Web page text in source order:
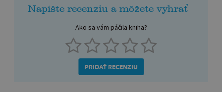
Napíšte recenziu a môžete vyhrať
Ako sa vám páčila kniha?
PRIDAŤ RECENZIU